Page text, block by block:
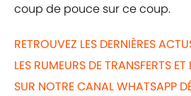
coup de pouce sur ce coup.
RETROUVEZ LES DERNIÈRES
LES RUMEURS DE TRANSFERTS ET
SUR NOTRE CANAL WHATSAPP